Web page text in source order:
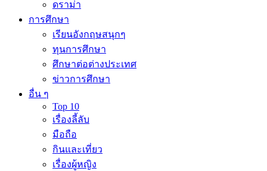
ดราม่า
การศึกษา
เรียนอังกฤษสนุกๆ
ทุนการศึกษา
ศึกษาต่อต่างประเทศ
ข่าวการศึกษา
อื่น ๆ
Top 10
เรื่องลี้ลับ
มือถือ
กินและเที่ยว
เรื่องผู้หญิง